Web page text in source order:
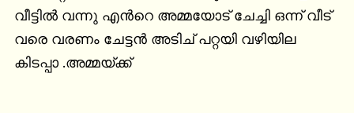
വീട്ടിൽ വന്നു എൻറെ അമ്മയോട് ചേച്ചി ഒന്ന് വീട്
വരെ വരണം ചേട്ടൻ അടിച് പറ്റയി വഴിയില
കിടപ്പാ .അമ്മയ്ക്ക്